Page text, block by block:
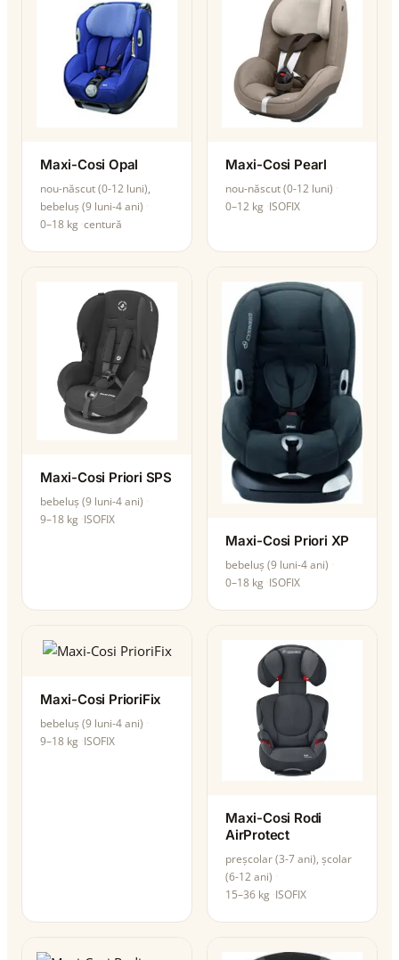
Maxi-Cosi Opal
nou-născut (0-12 luni),
bebeluș (9 luni-4 ani)
0–18 kg centură
Maxi-Cosi Pearl
nou-născut (0-12 luni)
0–12 kg ISOFIX
Maxi-Cosi Priori SPS
bebeluș (9 luni-4 ani)
9–18 kg ISOFIX
Maxi-Cosi Priori XP
bebeluș (9 luni-4 ani)
0–18 kg ISOFIX
Maxi-Cosi PrioriFix
bebeluș (9 luni-4 ani)
9–18 kg ISOFIX
Maxi-Cosi Rodi
AirProtect
preșcolar (3-7 ani), școlar
(6-12 ani)
15–36 kg ISOFIX